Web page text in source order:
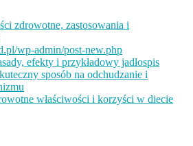
zdrowotne, zastosowania i
wp-admin/post-new.php
efekty i przykładowy jadłospis
sposób na odchudzanie i
właściwości i korzyści w diecie